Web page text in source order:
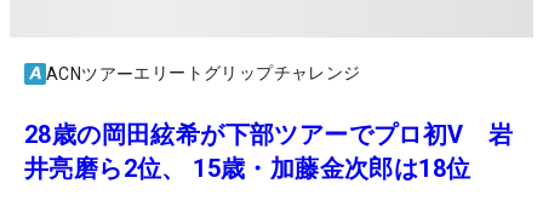
ACNツアーエリートグリップチャレンジ
28歳の岡田絃希が下部ツアーでプロ初V 岩
井亮磨ら2位、 15歳・加藤金次郎は18位